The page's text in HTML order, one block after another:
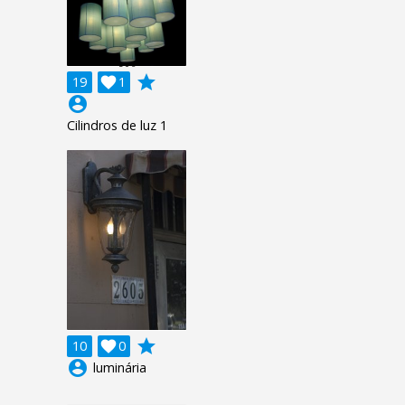
19 1

grade
account_circle
Cilindros de luz 1
10 0

grade
account_circle luminária